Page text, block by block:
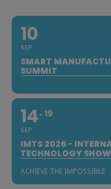
10
SEP
SMART
SUMMIT
14
SEP
19
IMTS 2026 -
TECHNOLOGY SHOW
ACHIEVE THE IMPOSSIBLE